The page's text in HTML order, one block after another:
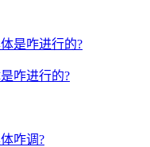
咋进行的?